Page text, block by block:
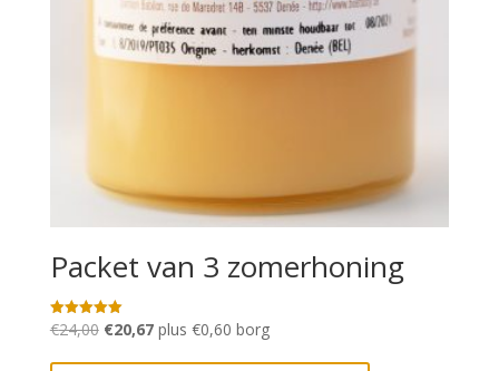
Packet van 3 zomerhoning
Gewaardeerd
5.00
€24,00 Oorspronkelijke
€20,67Huidige
plus €0,60 borg